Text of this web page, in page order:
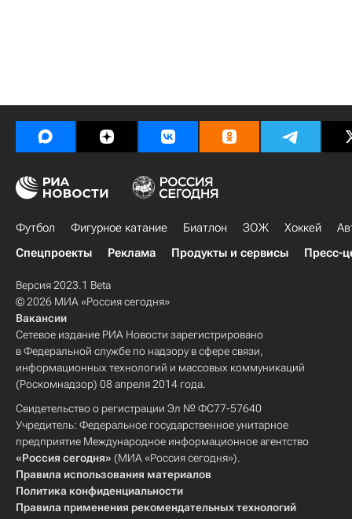
Футбол Фигурное катание Биатлон ЗОЖ Хоккей
Спецпроекты
Реклама Продукты и сервисы Пресс-
Версия 2023.1 Beta
© 2026 МИА «Россия сегодня»
Вакансии
Сетевое издание РИА Новости зарегистрировано
в Федеральной службе по надзору в сфере связи,
информационных технологий и массовых коммуникаций
(Роскомнадзор) 08 апреля 2014 года.
Свидетельство о регистрации Эл № ФС77-57640
Учредитель: Федеральное государственное унитарное
предприятие Международное информационное агентство
«Россия сегодня» (МИА «Россия сегодня»).
Правила использования материалов
Политика конфиденциальности
Правила применения рекомендательных технологий